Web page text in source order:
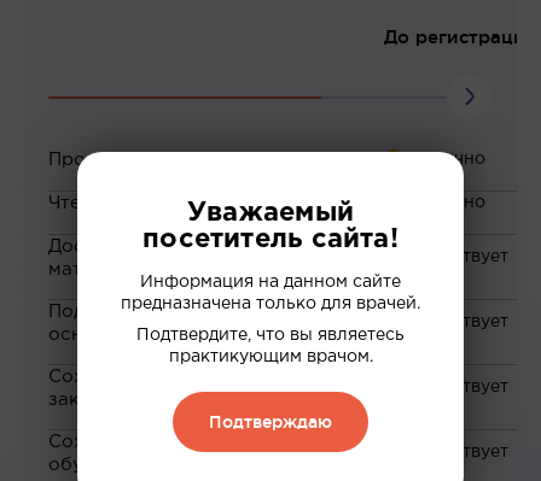
До регистрации
Просмотр вебинаров
Чтение статей
Доступ к закрытым
материалам
Подборка материалов на
основе ваших интересов
Сохранение материалов в
закладки
Сохранение прогресса по
обучению
Уважаемый
посетитель сайта!
Информация на данном сайте
предназначена только для врачей.
Подтвердите, что вы являетесь
практикующим врачом.
Подтверждаю